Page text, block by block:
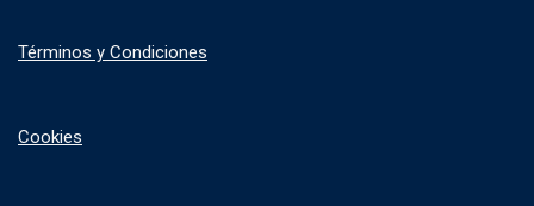
Términos y Condiciones
Cookies